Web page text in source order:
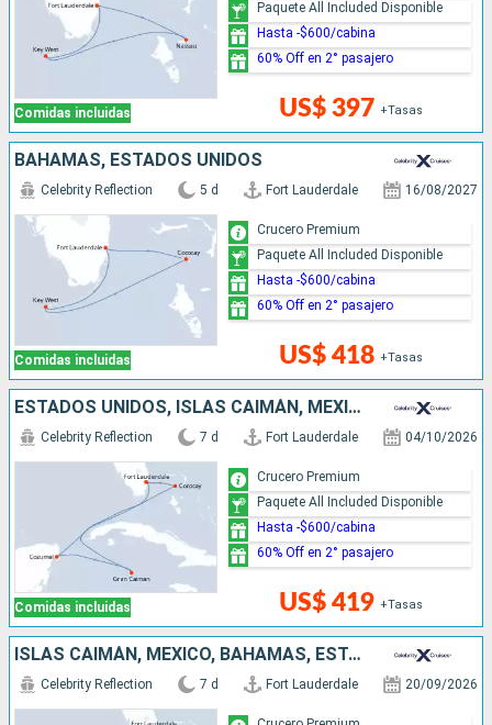
Comidas incluidas US$ 397 +Tasas
Paquete All Included Disponible
Hasta -$600/cabina
60% Off en 2° pasajero
BAHAMAS, ESTADOS UNIDOS
Comidas incluidas
Celebrity Reflection 5 d Fort Lauderdale 16/08/2027
US$ 418 +Tasas
Crucero Premium
Paquete All Included Disponible
Hasta -$600/cabina
60% Off en 2° pasajero
ESTADOS UNIDOS, ISLAS CAIMÁN, MÉXICO, BAHAMAS
Comidas incluidas
Celebrity Reflection 7 d Fort Lauderdale 04/10/2026
US$ 419 +Tasas
Crucero Premium
Paquete All Included Disponible
Hasta -$600/cabina
60% Off en 2° pasajero
ISLAS CAIMÁN, MÉXICO, BAHAMAS, ESTADOS UNIDOS
Celebrity Reflection 7 d Fort Lauderdale 20/09/2026